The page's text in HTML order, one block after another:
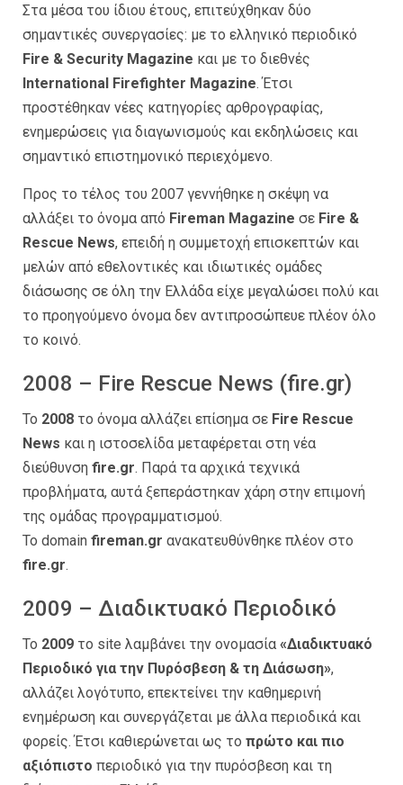
Στα μέσα του ίδιου έτους, επιτεύχθηκαν δύο
σημαντικές συνεργασίες: με το ελληνικό περιοδικό
Fire & Security Magazine και με το διεθνές
International Firefighter Magazine. Έτσι
προστέθηκαν νέες κατηγορίες αρθρογραφίας,
ενημερώσεις για διαγωνισμούς και εκδηλώσεις και
σημαντικό επιστημονικό περιεχόμενο.
Προς το τέλος του 2007 γεννήθηκε η σκέψη να
αλλάξει το όνομα από Fireman Magazine σε Fire &
Rescue News, επειδή η συμμετοχή επισκεπτών και
μελών από εθελοντικές και ιδιωτικές ομάδες
διάσωσης σε όλη την Ελλάδα είχε μεγαλώσει πολύ και
το προηγούμενο όνομα δεν αντιπροσώπευε πλέον όλο
το κοινό.
2008 – Fire Rescue News (fire.gr)
Το 2008 το όνομα αλλάζει επίσημα σε Fire Rescue
News και η ιστοσελίδα μεταφέρεται στη νέα
διεύθυνση fire.gr. Παρά τα αρχικά τεχνικά
προβλήματα, αυτά ξεπεράστηκαν χάρη στην επιμονή
της ομάδας προγραμματισμού.
Το domain fireman.gr ανακατευθύνθηκε πλέον στο
fire.gr.
2009 – Διαδικτυακό Περιοδικό
Το 2009 το site λαμβάνει την ονομασία «Διαδικτυακό
Περιοδικό για την Πυρόσβεση & τη Διάσωση»,
αλλάζει λογότυπο, επεκτείνει την καθημερινή
ενημέρωση και συνεργάζεται με άλλα περιοδικά και
φορείς. Έτσι καθιερώνεται ως το πρώτο και πιο
αξιόπιστο περιοδικό για την πυρόσβεση και τη